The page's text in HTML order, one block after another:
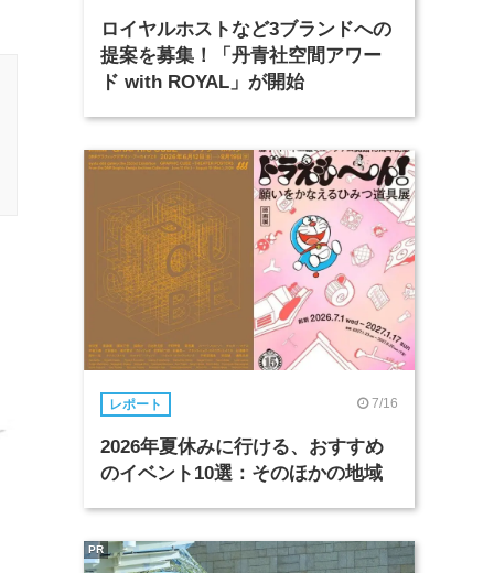
ロイヤルホストなど3ブランドへの
提案を募集！「丹青社空間アワー
ド with ROYAL」が開始
レポート 7/16
2026年夏休みに行ける、おすすめ
のイベント10選：そのほかの地域
PR